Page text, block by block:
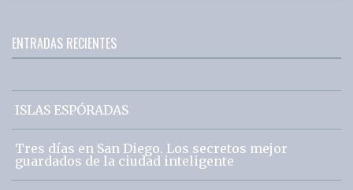
ENTRADAS RECIENTES
ISLAS ESPÓRADAS
Tres días en San Diego. Los secretos mejor
guardados de la ciudad inteligente